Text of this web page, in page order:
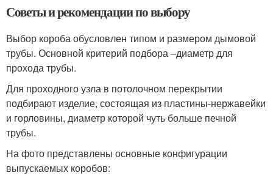
Советы и рекомендации по выбору
Выбор короба обусловлен типом и размером дымовой
трубы. Основной критерий подбора –диаметр для
прохода трубы.
Для проходного узла в потолочном перекрытии
подбирают изделие, состоящая из пластины-нержавейки
и горловины, диаметр которой чуть больше печной
трубы.
На фото представлены основные конфигурации
выпускаемых коробов: